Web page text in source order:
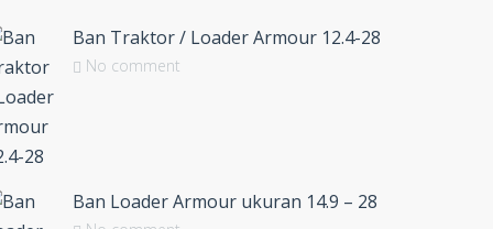
Ban Traktor / Loader Armour 12.4-28
No comment
Ban Loader Armour ukuran 14.9 – 28